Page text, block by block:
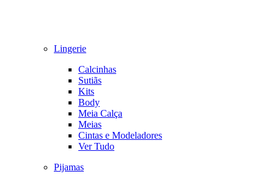
Lingerie
Calcinhas
Sutiãs
Kits
Body
Meia Calça
Meias
Cintas e Modeladores
Ver Tudo
Pijamas